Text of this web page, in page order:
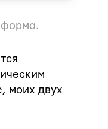
форма.
моих двух